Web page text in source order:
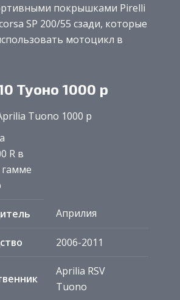
покрышками Pirelli
SP 200/55 сзади, которые
мотоцикл в
Туоно 1000 р
Tuono 1000 р
R в
Априлия
2006-2011
Aprilia RSV
Tuono